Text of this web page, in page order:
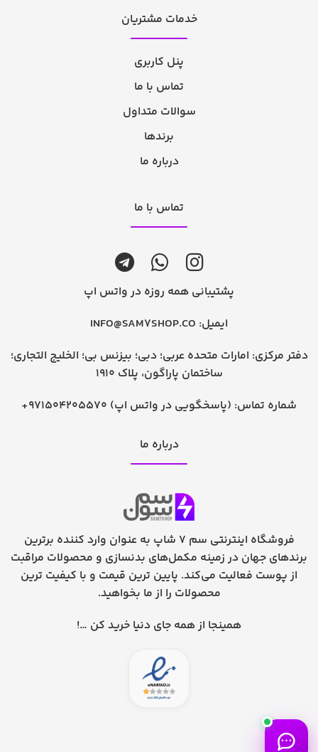
خدمات مشتریان
پنل کاربری
تماس با ما
سوالات متداول
برندها
درباره ما
تماس با ما
پشتیبانی همه روزه در واتس اپ
ایمیل: INFO@SAM7SHOP.CO
دفتر مرکزی: امارات متحده عربی؛ دبی؛ بیزنس بی؛ الخلیج التجاری؛
ساختمان پاراگون، پلاک 1910
شماره تماس: +971504205570 (پاسخگویی در واتس اپ)
درباره ما
فروشگاه اینترنتی سم 7 شاپ به عنوان وارد کننده برترین
برندهای جهان در زمینه مکمل‌های بدنسازی و محصولات مراقبت
از پوست فعالیت می‌کند. پایین ترین قیمت و با کیفیت ترین
محصولات را از ما بخواهید.
همینجا از همه جای دنیا خرید کن …!